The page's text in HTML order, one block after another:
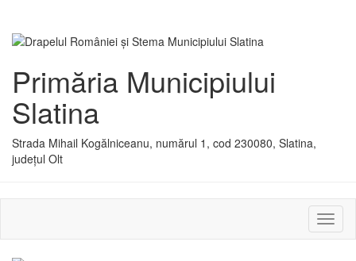
Primăria Municipiului
Slatina
Strada Mihail Kogălniceanu, numărul 1, cod 230080, Slatina,
județul Olt
sau